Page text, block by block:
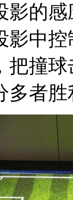
影的
影中
把撞
多者胜